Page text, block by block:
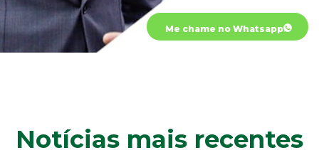
Me chame no Whatsapp
Notícias mais recentes